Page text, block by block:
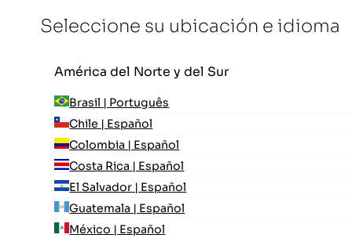
Seleccione su ubicación e idioma
América del Norte y del Sur
Brasil | Português
Chile | Español
Colombia | Español
Costa Rica | Español
El Salvador | Español
Guatemala | Español
México | Español